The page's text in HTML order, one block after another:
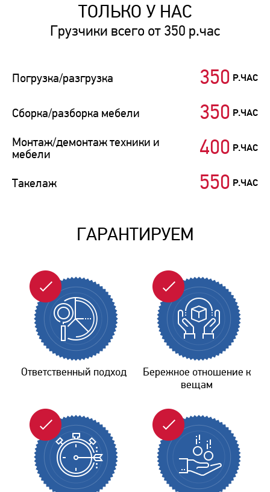
ТОЛЬКО У НАС
Грузчики всего от 350 р.час
Погрузка/разгрузка 350 Р.ЧАС
Сборка/разборка мебели 350 Р.ЧАС
Монтаж/демонтаж техники и
мебели
400 Р.ЧАС
Такелаж 550 Р.ЧАС
ГАРАНТИРУЕМ
Ответственный подход
Бережное отношение к
вещам